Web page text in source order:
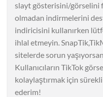
slayt gösterisini/görselini
olmadan indirmelerini
indiricisini kullanırken
ihlal etmeyin.
sitelerde sorun
Kullanıcıların TikTok
kolaylaştırmak için
ederim!